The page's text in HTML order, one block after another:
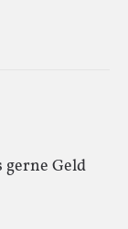
Geld